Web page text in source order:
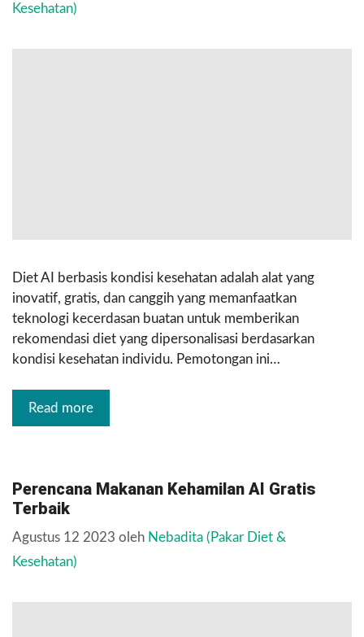
Kesehatan)
Diet AI berbasis kondisi kesehatan adalah alat yang
inovatif, gratis, dan canggih yang memanfaatkan
teknologi kecerdasan buatan untuk memberikan
rekomendasi diet yang dipersonalisasi berdasarkan
kondisi kesehatan individu. Pemotongan ini…
Read more
Perencana Makanan Kehamilan AI Gratis
Terbaik
Agustus 12 2023 oleh Nebadita (Pakar Diet &
Kesehatan)